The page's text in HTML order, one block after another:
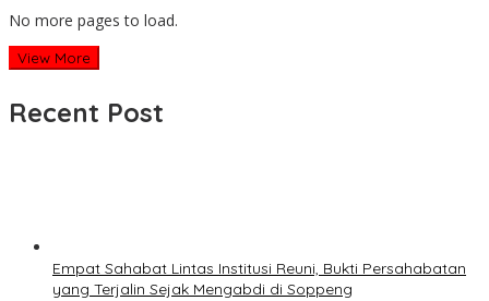
No more pages to load.
View More
Recent Post
Empat Sahabat Lintas Institusi Reuni, Bukti Persahabatan
yang Terjalin Sejak Mengabdi di Soppeng